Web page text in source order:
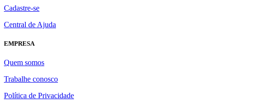
Cadastre-se
Central de Ajuda
EMPRESA
Quem somos
Trabalhe conosco
Política de Privacidade